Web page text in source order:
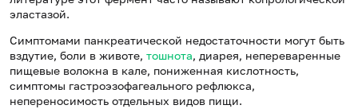
эластазой.
Симптомами панкреатической недостаточности могут быть
вздутие, боли в животе, тошнота, диарея, непереваренные
пищевые волокна в кале, пониженная кислотность,
симптомы гастроэзофагеального рефлюкса,
непереносимость отдельных видов пищи.